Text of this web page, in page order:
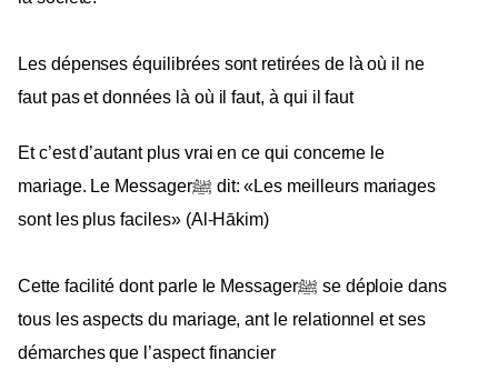
Les dépenses équilibrées sont retirées de là où il ne
faut pas et données là où il faut, à qui il faut
Et c’est d’autant plus vrai en ce qui concerne le
mariage. Le Messagerﷺ dit: «Les meilleurs mariages
sont les plus faciles» (Al-Hākim)
Cette facilité dont parle le Messagerﷺ se déploie dans
tous les aspects du mariage, ant le relationnel et ses
démarches que l’aspect financier